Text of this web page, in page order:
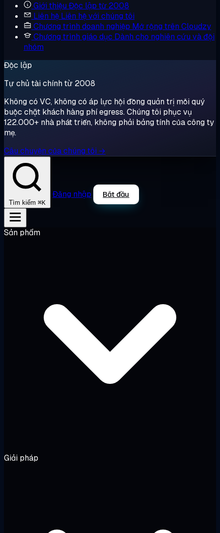
Giới thiệu Độc lập từ 2008
Liên hệ Liên hệ với chúng tôi
Chương trình doanh nghiệp Mở rộng trên Cloudzy
Chương trình giáo dục Dành cho nghiên cứu và đội
nhóm
Độc lập
Tự chủ tài chính từ 2008
Không có VC, không có áp lực hội đồng quản trị mỗi quý
buộc chặt khách hàng phí egress. Chúng tôi phục vụ
122.000+ nhà phát triển, không phải bảng tính của công ty
mẹ.
Câu chuyện của chúng tôi →
Tìm kiếm ⌘K
Đăng nhập Bắt đầu
Sản phẩm
Giải pháp